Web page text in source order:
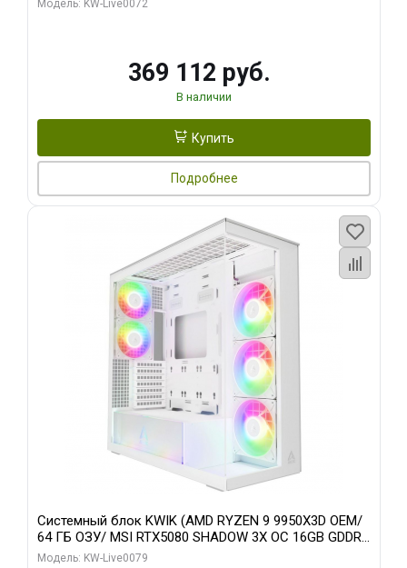
Модель: KW-Live0072
369 112 руб.
В наличии
Купить
Подробнее
Системный блок KWIK (AMD RYZEN 9 9950X3D OEM/
64 ГБ ОЗУ/ MSI RTX5080 SHADOW 3X OC 16GB GDDR7
256bit 3xDP HDMI/ 960 ГБ SSD)
Модель: KW-Live0079